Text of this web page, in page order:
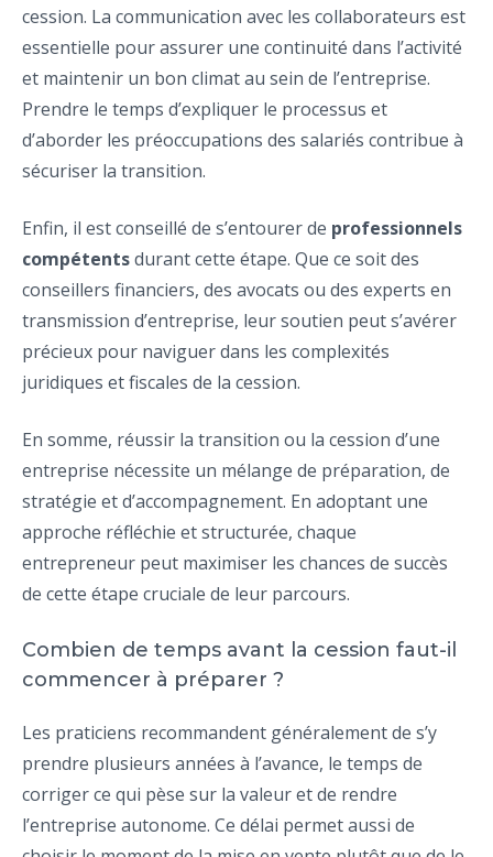
cession. La communication avec les collaborateurs est
essentielle pour assurer une continuité dans l’activité
et maintenir un bon climat au sein de l’entreprise.
Prendre le temps d’expliquer le processus et
d’aborder les préoccupations des salariés contribue à
sécuriser la transition.
Enfin, il est conseillé de s’entourer de professionnels
compétentsdurant cette étape. Que ce soit des
conseillers financiers, des avocats ou des experts en
transmission d’entreprise, leur soutien peut s’avérer
précieux pour naviguer dans les complexités
juridiques et fiscales de la cession.
En somme, réussir la transition ou la cession d’une
entreprise nécessite un mélange de préparation, de
stratégie et d’accompagnement. En adoptant une
approche réfléchie et structurée, chaque
entrepreneur peut maximiser les chances de succès
de cette étape cruciale de leur parcours.
Combien de temps avant la cession faut-il
commencer à préparer ?
Les praticiens recommandent généralement de s’y
prendre plusieurs années à l’avance, le temps de
corriger ce qui pèse sur la valeur et de rendre
l’entreprise autonome. Ce délai permet aussi de